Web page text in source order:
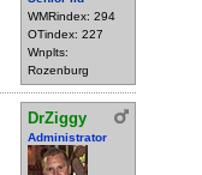
WMRindex: 294
OTindex: 227
Wnplts:
Rozenburg
DrZiggy
Administrator